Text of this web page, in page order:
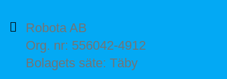
Robota AB
Org. nr: 556042-4912
Bolagets säte: Täby